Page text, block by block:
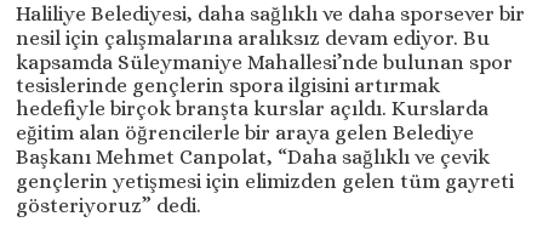
Haliliye Belediyesi, daha sağlıklı ve daha sporsever bir
nesil için çalışmalarına aralıksız devam ediyor. Bu
kapsamda Süleymaniye Mahallesi’nde bulunan spor
tesislerinde gençlerin spora ilgisini artırmak
hedefiyle birçok branşta kurslar açıldı. Kurslarda
eğitim alan öğrencilerle bir araya gelen Belediye
Başkanı Mehmet Canpolat, “Daha sağlıklı ve çevik
gençlerin yetişmesi için elimizden gelen tüm gayreti
gösteriyoruz” dedi.